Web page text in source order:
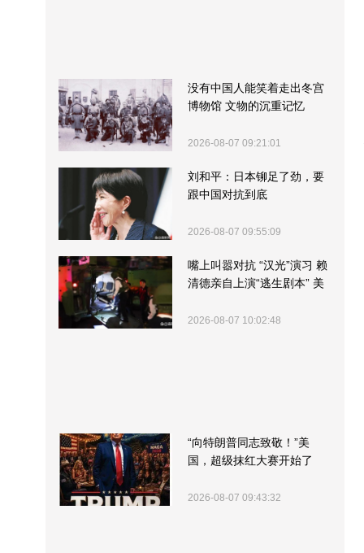
没有中国人能笑着走出冬宫
博物馆 文物的沉重记忆
2026-08-07 09:21:01
刘和平：日本铆足了劲，要
跟中国对抗到底
2026-08-07 09:55:09
嘴上叫嚣对抗 “汉光”演习 赖
清德亲自上演“逃生剧本” 美
2026-08-07 10:02:48
“向特朗普同志致敬！”美
国，超级抹红大赛开始了
2026-08-07 09:43:32